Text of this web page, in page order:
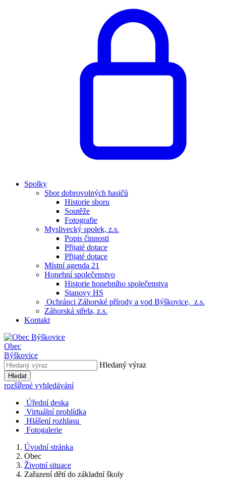
Spolky
Sbor dobrovolných hasičů
Historie sboru
Soutěže
Fotografie
Myslivecký spolek, z.s.
Popis činnosti
Přijaté dotace
Přijaté dotace
Místní agenda 21
Honební společenstvo
Historie honebního společenstva
Stanovy HS
Ochránci Záhorské přírody a vod Býškovice, z.s.
Záhorská střela, z.s.
Kontakt
Obec
Býškovice
Hledaný výraz
Hledat
rozšířené vyhledávání
Úřední deska
Virtuální prohlídka
Hlášení rozhlasu
Fotogalerie
Úvodní stránka
Obec
Životní situace
Zařazení dětí do základní školy